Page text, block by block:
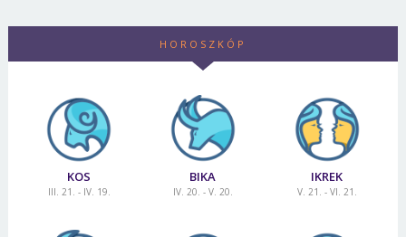
HOROSZKÓP
KOS
III. 21. - IV. 19.
BIKA
IV. 20. - V. 20.
IKREK
V. 21. - VI. 21.